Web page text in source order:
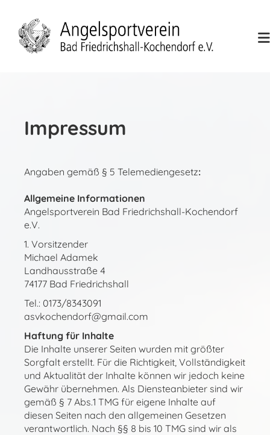
Impressum
Angaben gemäß § 5 Telemediengesetz:
Allgemeine Informationen
Angelsportverein Bad Friedrichshall-Kochendorf
e.V.
1. Vorsitzender
Michael Adamek
Landhausstraße 4
74177 Bad Friedrichshall
Tel.: 0173/8343091
asvkochendorf@gmail.com
Haftung für Inhalte
Die Inhalte unserer Seiten wurden mit größter
Sorgfalt erstellt. Für die Richtigkeit, Vollständigkeit
und Aktualität der Inhalte können wir jedoch keine
Gewähr übernehmen. Als Diensteanbieter sind wir
gemäß § 7 Abs.1 TMG für eigene Inhalte auf
diesen Seiten nach den allgemeinen Gesetzen
verantwortlich. Nach §§ 8 bis 10 TMG sind wir als